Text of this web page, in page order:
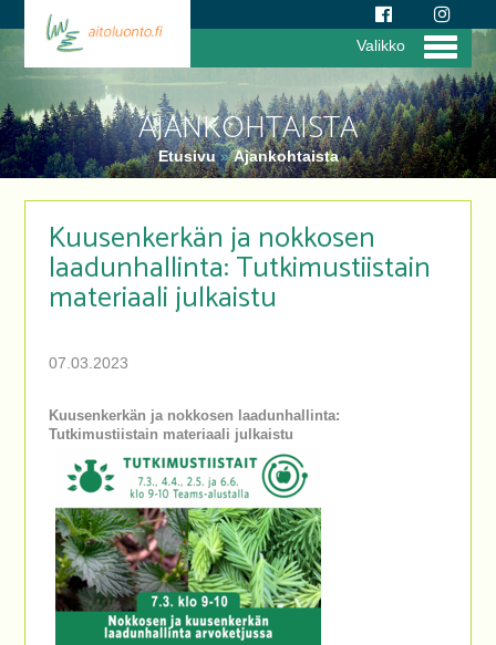
AJANKOHTAISTA
Etusivu»Ajankohtaista
Valikko
Kuusenkerkän ja nokkosen
laadunhallinta: Tutkimustiistain
materiaali julkaistu
07.03.2023
Kuusenkerkän ja nokkosen laadunhallinta:
Tutkimustiistain materiaali julkaistu